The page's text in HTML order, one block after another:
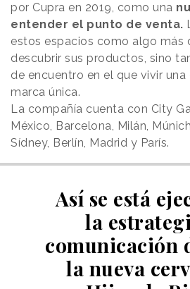
por Cupra en 2019, como una
entender el punto de venta.
estos espacios como algo más
descubrir sus productos, sino
de encuentro en el que vivir una
marca única.
La compañía cuenta con City
México, Barcelona, Milán,
Sídney, Berlín, Madrid y París.
Así se está
la
comunicación
la nueva